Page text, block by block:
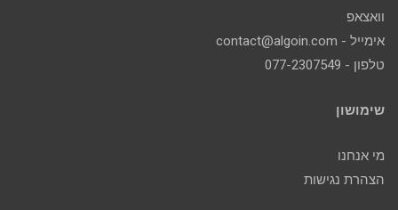
וואצאפ
אימייל - contact@algoin.com
טלפון - 077-2307549
שימושון
מי אנחנו
הצהרת נגישות